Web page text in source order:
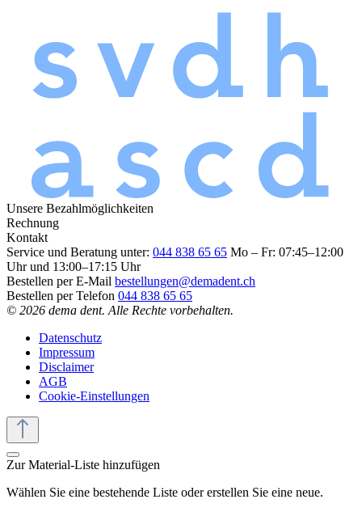
Unsere Bezahlmöglichkeiten
Rechnung
Kontakt
Service und Beratung unter: 044 838 65 65 Mo – Fr: 07:45–12:00
Uhr und 13:00–17:15 Uhr
Bestellen per E-Mail bestellungen@demadent.ch
Bestellen per Telefon 044 838 65 65
© 2026 dema dent. Alle Rechte vorbehalten.
Datenschutz
Impressum
Disclaimer
AGB
Cookie-Einstellungen
Zur Material-Liste hinzufügen
Wählen Sie eine bestehende Liste oder erstellen Sie eine neue.